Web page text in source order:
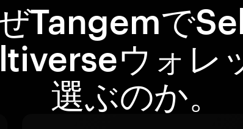
Tangemで
ウォレ
選ぶのか。